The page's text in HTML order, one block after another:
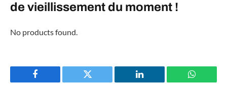
de vieillissement du moment !
No products found.
Facebook Twitter LinkedIn